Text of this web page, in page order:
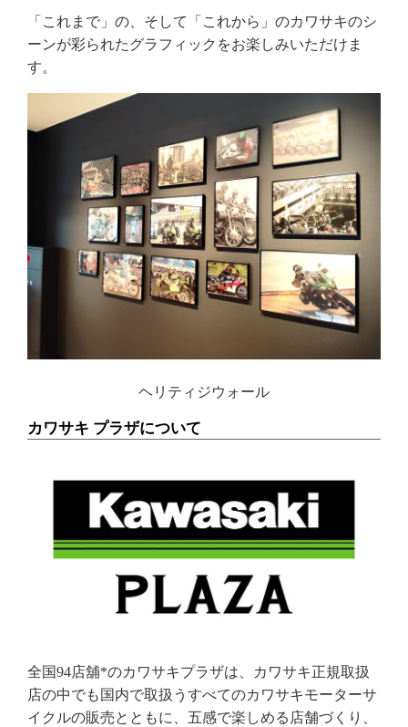
「これまで」の、そして「これから」のカワサキのシ
ーンが彩られたグラフィックをお楽しみいただけま
す。
ヘリティジウォール
カワサキ プラザについて
全国94店舖*のカワサキプラザは、カワサキ正規取扱
店の中でも国内で取扱うすべてのカワサキモーターサ
イクルの販売とともに、五感で楽しめる店舗づくり、